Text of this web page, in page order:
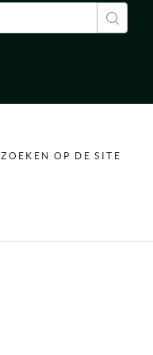
ZOEKEN OP DE SITE